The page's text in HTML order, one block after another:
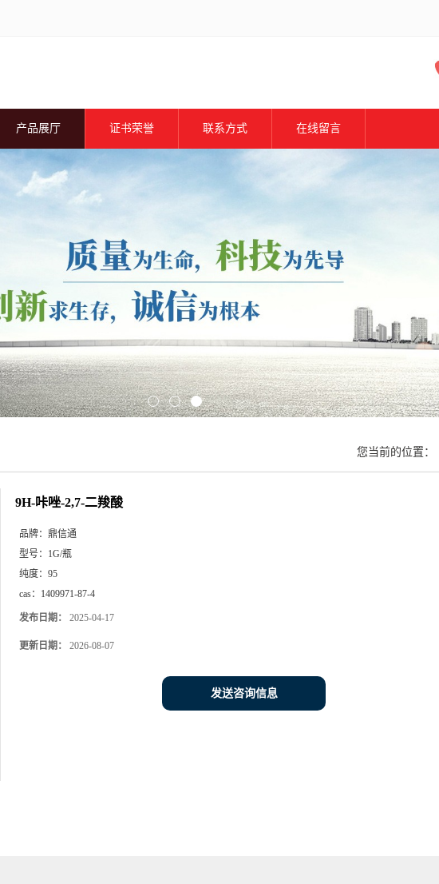
产品展厅 证书荣誉 联系方式 在线留言
您当前的位置：
9H-咔唑-2,7-二羧酸
品牌： 鼎信通
型号： 1G/瓶
纯度： 95
cas： 1409971-87-4
发布日期： 2025-04-17
更新日期： 2026-08-07
发送咨询信息